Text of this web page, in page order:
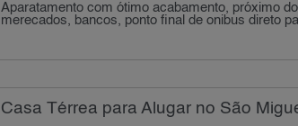
Aparatamento com ótimo acabamento, próximo
merecados, bancos, ponto final de onibus direto
Casa Térrea para Alugar no São